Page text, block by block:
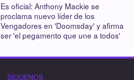
Es oficial: Anthony Mackie se
proclama nuevo líder de los
Vengadores en 'Doomsday' y afirma
ser 'el pegamento que une a todos'
SÍGUENOS